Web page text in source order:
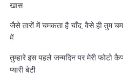
खास
जैसे तारों में चमकता है चाँद, वैसे ही तुम
में
तुम्हारे इस पहले जन्मदिन पर मेरी फोटो
प्यारी बेटी